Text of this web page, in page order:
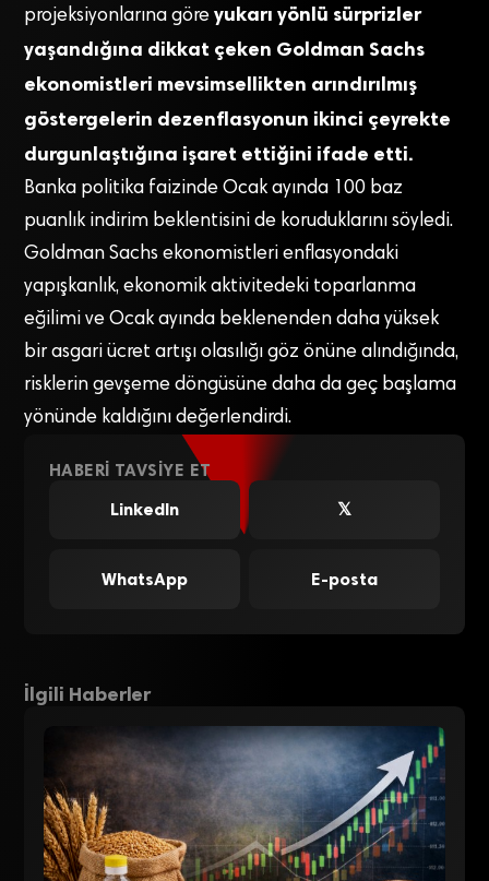
projeksiyonlarına göre yukarı yönlü sürprizler
yaşandığına dikkat çeken Goldman Sachs
ekonomistleri mevsimsellikten arındırılmış
göstergelerin dezenflasyonun ikinci çeyrekte
durgunlaştığına işaret ettiğini ifade etti.
Banka politika faizinde Ocak ayında 100 baz
puanlık indirim beklentisini de koruduklarını söyledi.
Goldman Sachs ekonomistleri enflasyondaki
yapışkanlık, ekonomik aktivitedeki toparlanma
eğilimi ve Ocak ayında beklenenden daha yüksek
bir asgari ücret artışı olasılığı göz önüne alındığında,
risklerin gevşeme döngüsüne daha da geç başlama
yönünde kaldığını değerlendirdi.
HABERI TAVSIYE ET
LinkedIn
𝕏
WhatsApp E-posta
İlgili Haberler